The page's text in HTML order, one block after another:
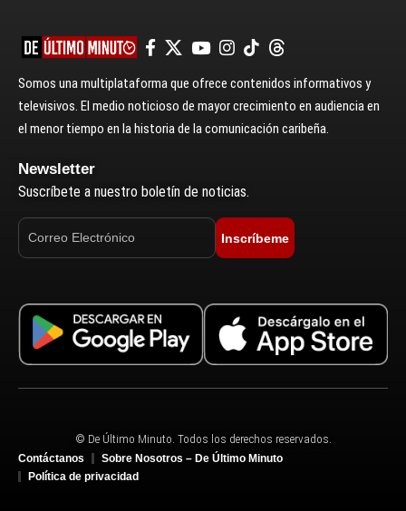
Somos una multiplataforma que ofrece contenidos informativos y
televisivos. El medio noticioso de mayor crecimiento en audiencia en
el menor tiempo en la historia de la comunicación caribeña.
Newsletter
Suscríbete a nuestro boletín de noticias.
Inscríbeme
© De Último Minuto. Todos los derechos reservados.
Contáctanos
Sobre Nosotros – De Último Minuto
Política de privacidad